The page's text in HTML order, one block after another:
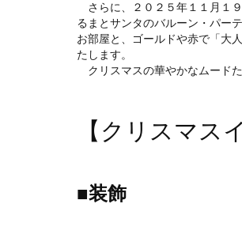
さらに、２０２５年１１月１
るまとサンタのバルーン・パー
お部屋と、ゴールドや赤で「大
たします。
クリスマスの華やかなムード
【クリスマス
■装飾